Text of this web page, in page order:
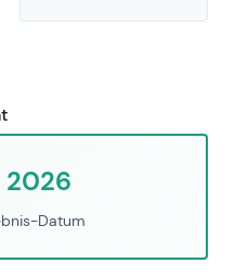
2026
Datum